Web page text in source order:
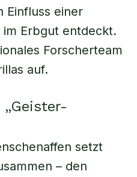
Einfluss einer
Erbgut entdeckt.
Forscherteam
auf.
setzt
– den